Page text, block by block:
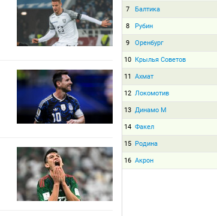
7 Балтика
8 Рубин
9 Оренбург
10 Крылья Советов
11 Ахмат
12 Локомотив
13 Динамо М
14 Факел
15 Родина
16 Акрон